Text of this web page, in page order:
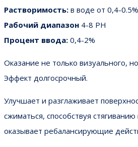
Растворимость: в воде от 0,4-0.5%
Рабочий диапазон 4-8 PH
Процент ввода: 0,4-2%
Оказание не только визуального,
Эффект долгосрочный.
Улучшает и разглаживает
сжиматься, способствуя
оказывает ребалансирующие